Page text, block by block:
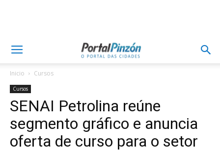
Inicio Cursos
Cursos
SENAI Petrolina reúne
segmento gráfico e anuncia
oferta de curso para o setor